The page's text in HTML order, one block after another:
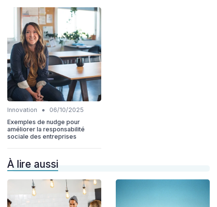
Innovation •
06/10/2025
Exemples de nudge pour
améliorer la responsabilité
sociale des entreprises
À lire aussi